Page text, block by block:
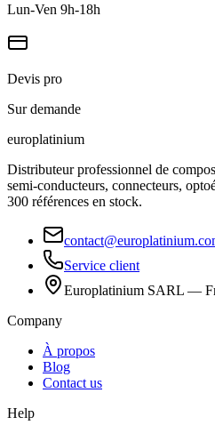
Lun-Ven 9h-18h
Devis pro
Sur demande
europlatinium
Distributeur professionnel de
semi-conducteurs, connecteurs,
300 références en stock.
Service client
Europlatinium SARL —
Company
À propos
Blog
Contact us
Help